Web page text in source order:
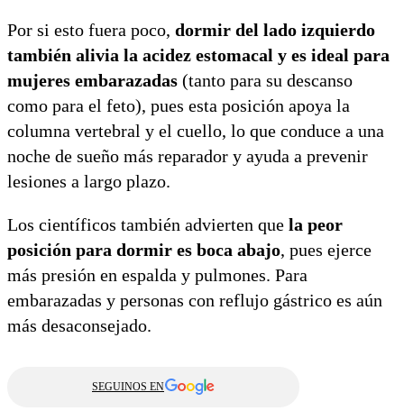
Por si esto fuera poco, dormir del lado izquierdo
también alivia la acidez estomacal y es ideal para
mujeres embarazadas (tanto para su descanso
como para el feto), pues esta posición apoya la
columna vertebral y el cuello, lo que conduce a una
noche de sueño más reparador y ayuda a prevenir
lesiones a largo plazo.
Los científicos también advierten que la peor
posición para dormir es boca abajo, pues ejerce
más presión en espalda y pulmones. Para
embarazadas y personas con reflujo gástrico es aún
más desaconsejado.
SEGUINOS EN